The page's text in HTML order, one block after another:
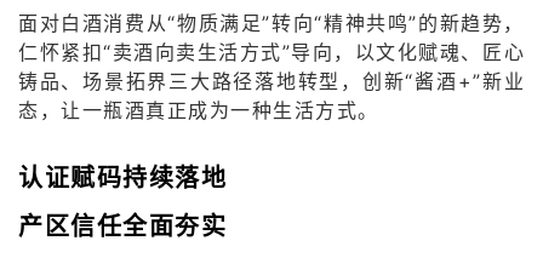
面对白酒消费从“物质满足”转向“精神共鸣”的新趋势，
仁怀紧扣“卖酒向卖生活方式”导向，以文化赋魂、匠心
铸品、场景拓界三大路径落地转型，创新“酱酒+”新业
态，让一瓶酒真正成为一种生活方式。
认证赋码持续落地
产区信任全面夯实